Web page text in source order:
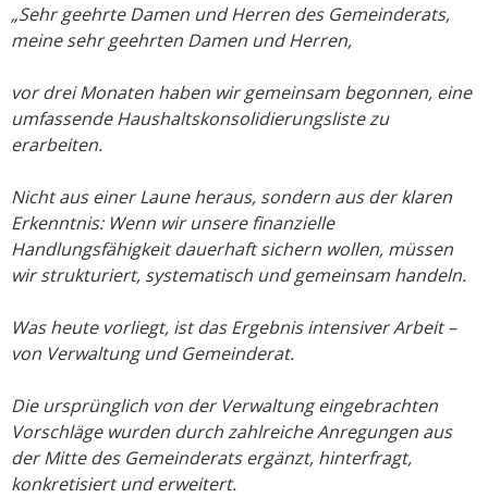
„Sehr geehrte Damen und Herren des Gemeinderats,
meine sehr geehrten Damen und Herren,
vor drei Monaten haben wir gemeinsam begonnen, eine
umfassende Haushaltskonsolidierungsliste zu
erarbeiten.
Nicht aus einer Laune heraus, sondern aus der klaren
Erkenntnis: Wenn wir unsere finanzielle
Handlungsfähigkeit dauerhaft sichern wollen, müssen
wir strukturiert, systematisch und gemeinsam handeln.
Was heute vorliegt, ist das Ergebnis intensiver Arbeit –
von Verwaltung und Gemeinderat.
Die ursprünglich von der Verwaltung eingebrachten
Vorschläge wurden durch zahlreiche Anregungen aus
der Mitte des Gemeinderats ergänzt, hinterfragt,
konkretisiert und erweitert.